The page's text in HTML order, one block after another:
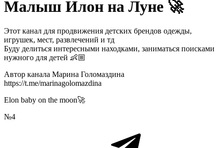
Малыш Илон на Луне 🚀
Этот канал для продвижения детских брендов одежды,
игрушек, мест, развлечений и тд
Буду делиться интересными находками, заниматься поисками
нужного для детей 👶🏼
Автор канала Марина Голомаздина
https://t.me/marinagolomazdina
Elon baby on the moon🚀
№4